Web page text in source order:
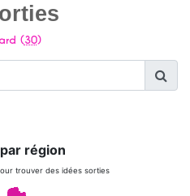
(30)
région
trouver des idées sorties